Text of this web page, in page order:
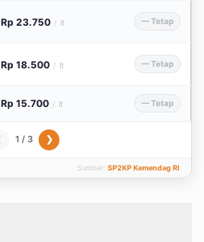
Rp 23.750 / lt — Tetap
Rp 18.500 / lt — Tetap
Rp 15.700 / lt — Tetap
1 / 3 ❯
Sumber: SP2KP Kemendag RI